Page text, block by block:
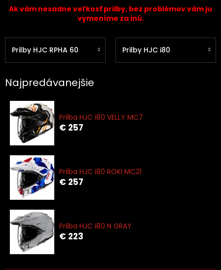
Ak vám nesadne veľkosť prilby, bez problémov vám ju
vymeníme za inú.
Prilby HJC RPHA 60 Prilby HJC i80
Najpredávanejšie
Prilba HJC i80 VELLY MC7
€ 257
Prilba HJC i80 ROKI MC21
€ 257
Prilba HJC i80 N GRAY
€ 223